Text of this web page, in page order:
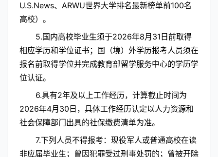
U.S.News、ARWU世界大学排名最新榜单前100名
高校）。
5.国内高校毕业生须于2026年8月31日前取得
相应学历和学位证书；国（境）外学历报考人员须在
报名前取得学位并完成教育部留学服务中心的学历学
位认证。
6.具有2年及以上工作经历，计算截止时间为
2026年4月30日，具体工作经历认定以人力资源和
社会保障部门出具的社保缴费清单为准。
7.下列人员不得报考：现役军人或普通高校在读
非应届毕业生；曾因犯罪受过刑事处罚的；曾被开除